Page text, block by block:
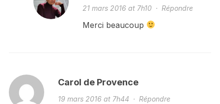
21 mars 2016 at 7h10· Répondre
Merci beaucoup
Carol de Provence
19 mars 2016 at 7h44 · Répondre